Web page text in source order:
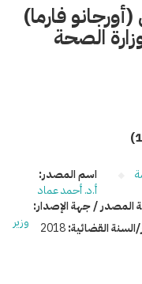
فارما)
الصحة
السنة القضائية:2018
اسم المصدر:
أ.د. أحمد عماد
المصدر / جهة الإصدار:
وزير